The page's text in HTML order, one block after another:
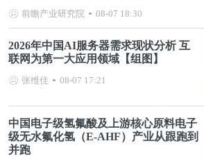
前瞻产业研究院 08-07 18:30
2026年中国AI服务器需求现状分析 互
联网为第一大应用领域【组图】
张维佳 08-07 17:21
中国电子级氢氟酸及上游核心原料电子
级无水氟化氢（E-AHF）产业从跟跑到
并跑